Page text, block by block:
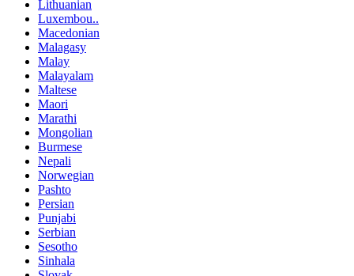
Lithuanian
Luxembou..
Macedonian
Malagasy
Malay
Malayalam
Maltese
Maori
Marathi
Mongolian
Burmese
Nepali
Norwegian
Pashto
Persian
Punjabi
Serbian
Sesotho
Sinhala